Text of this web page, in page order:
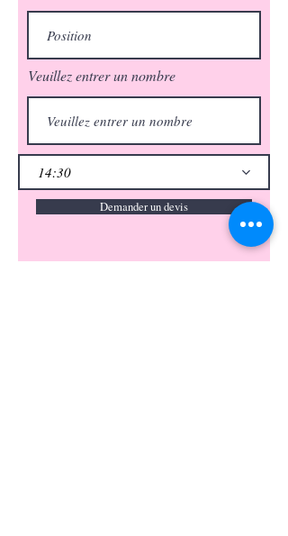
Veuillez entrer un nombre
14:30
Demander un devis